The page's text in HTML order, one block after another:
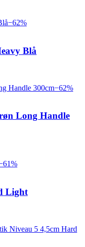
−62%
Blå
−62%
Long Handle
61%
Light